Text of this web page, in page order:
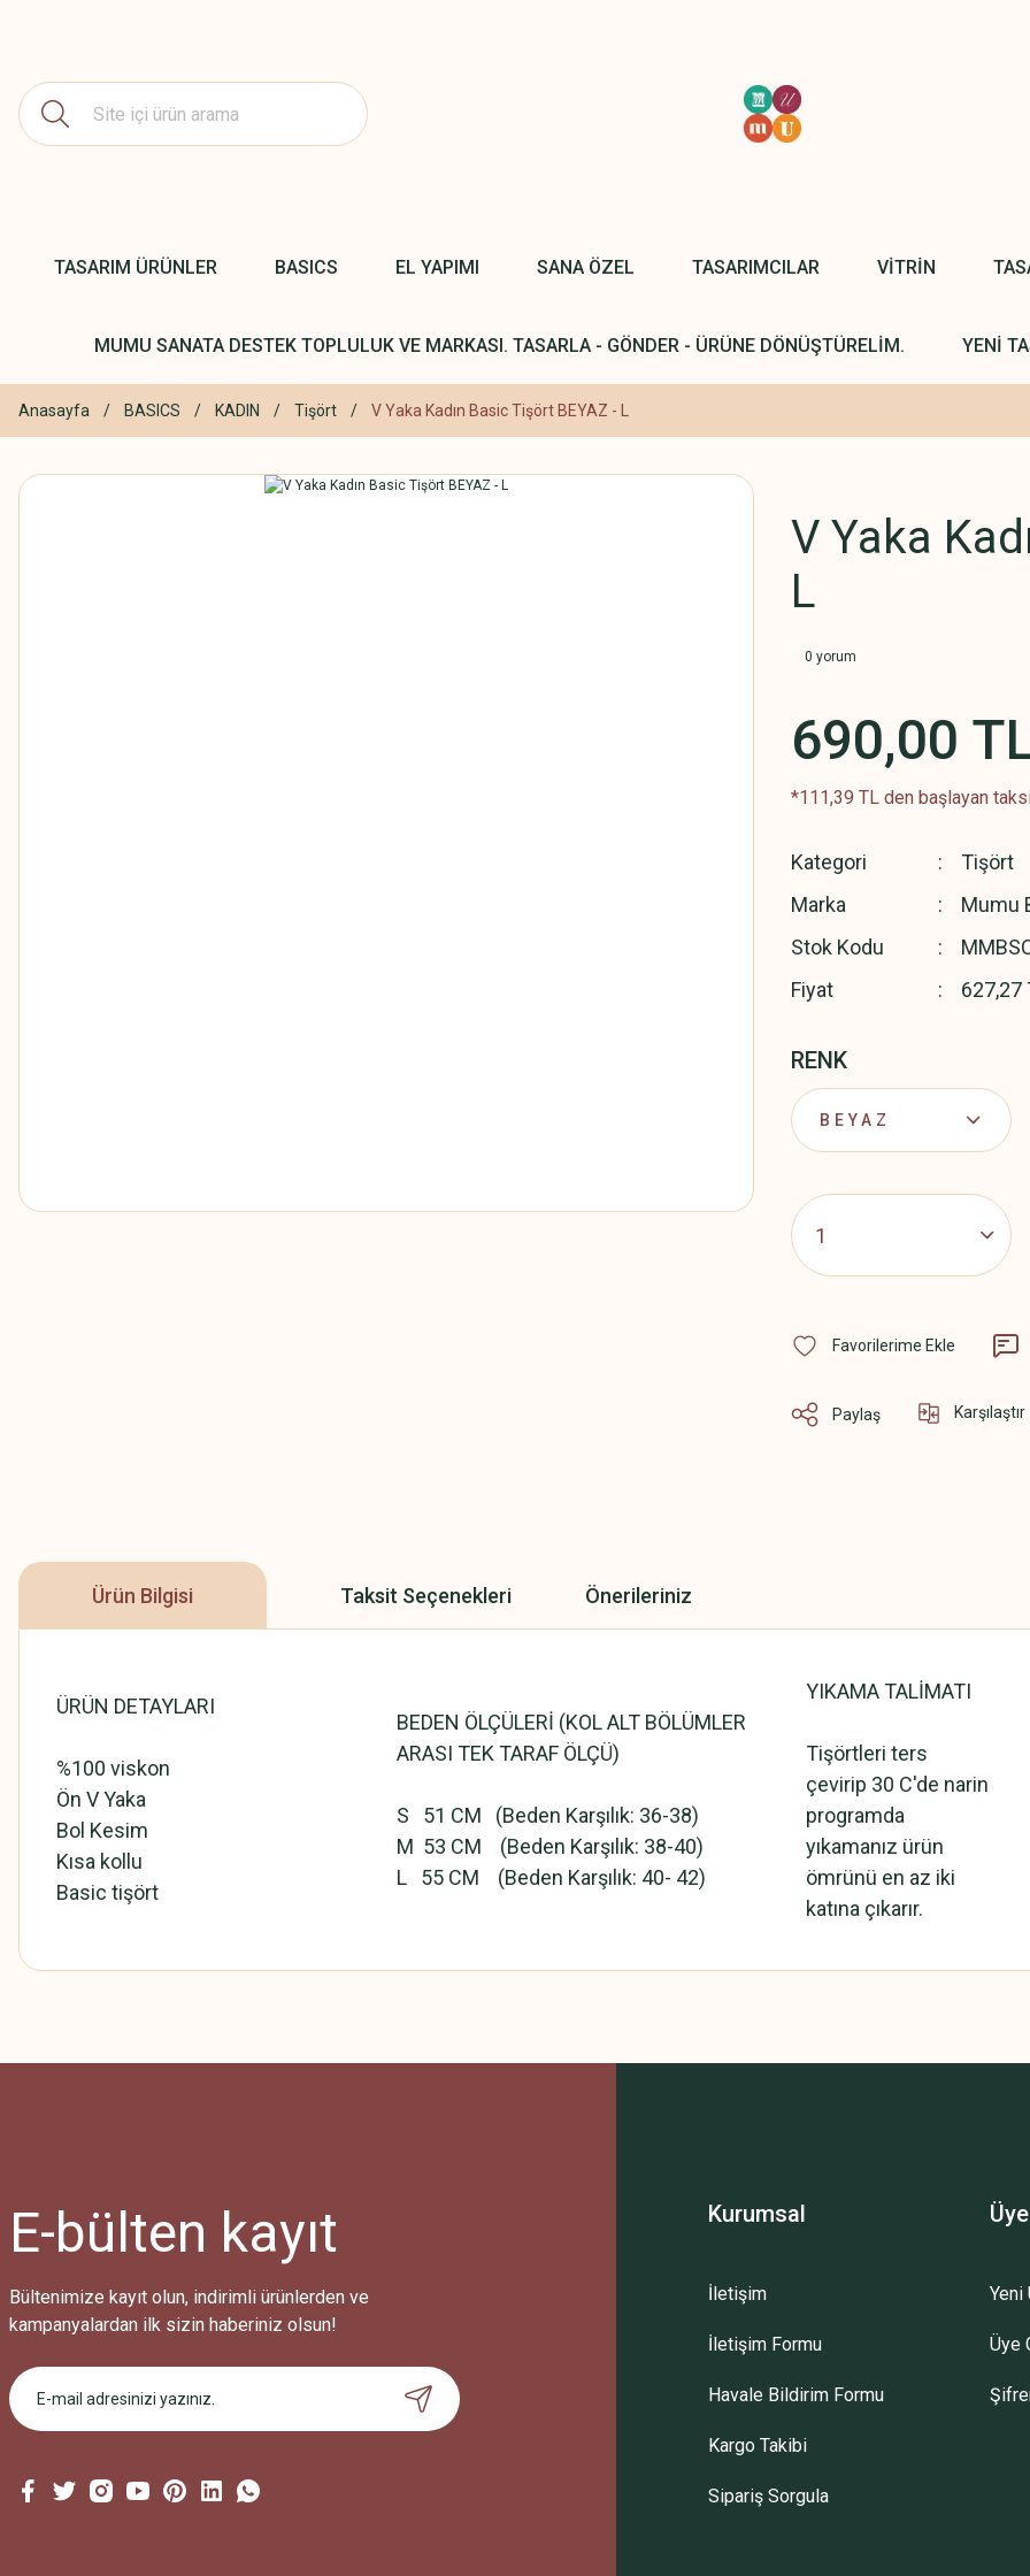
TASARIM ÜRÜNLER BASICS EL YAPIMI SANA ÖZEL TASARIMCILAR VİTRİN
MUMU SANATA DESTEK TOPLULUK VE MARKASI. TASARLA - GÖNDER - ÜRÜNE DÖNÜŞTÜRELİM. YENİ
Anasayfa BASICS KADIN Tişört V Yaka Kadın Basic Tişört BEYAZ - L
V Yaka
L
0 yorum
690,00
*111,39 TL den başlayan
Kategori
Tişört
Marka
Mumu
Stok Kodu
Fiyat
627,27
RENK
Paylaş Karşılaştır
Ürün Bilgisi Taksit Seçenekleri Önerileriniz
ÜRÜN DETAYLARI
%100 viskon
Ön V Yaka
Bol Kesim
Kısa kollu
Basic tişört
BEDEN ÖLÇÜLERİ (KOL ALT BÖLÜMLER
ARASI TEK TARAF ÖLÇÜ)
S 51 CM (Beden Karşılık: 36-38)
M 53 CM (Beden Karşılık: 38-40)
L 55 CM (Beden Karşılık: 40- 42)
YIKAMA TALİMATI
Tişörtleri ters
çevirip 30 C'de narin
programda
yıkamanız ürün
ömrünü en az iki
katına çıkarır.
Bu ürüne benzer farklı alternatifler olmalı.
Gönder
E-bülten kayıt
Bültenimize kayıt olun, indirimli ürünlerden ve
kampanyalardan ilk sizin haberiniz olsun!
Kurumsal
İletişim
İletişim Formu
Havale Bildirim Formu
Kargo Takibi
Sipariş Sorgula
Yeni
Üye